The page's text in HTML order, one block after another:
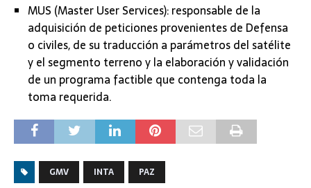
MUS (Master User Services): responsable de la
adquisición de peticiones provenientes de Defensa
o civiles, de su traducción a parámetros del satélite
y el segmento terreno y la elaboración y validación
de un programa factible que contenga toda la
toma requerida.
GMV INTA PAZ